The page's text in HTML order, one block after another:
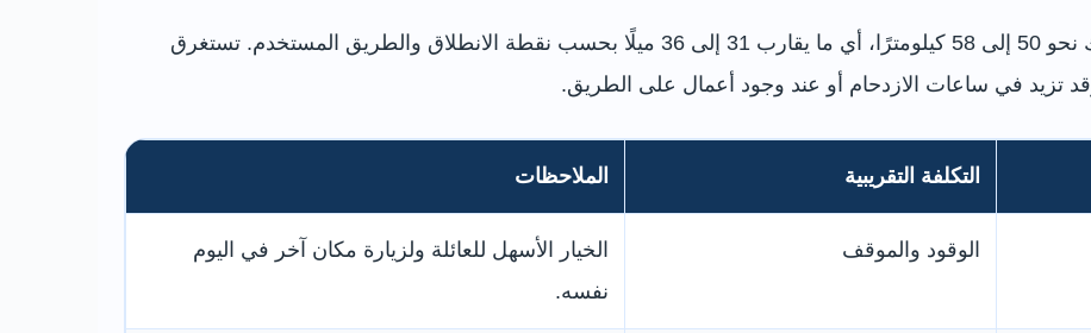
تبلغ المسافة بين وسط بريستول وقرية لاكوك نحو 50 إلى 58 كيلومترًا، أي ما يقارب 31 إلى 36 ميلًا بحسب نقطة الانطلاق والطريق المستخدم. تستغرق
التكلفة التقريبية الملاحظات
الوقود والموقف
الخيار الأسهل للعائلة ولزيارة مكان آخر في اليوم
نفسه.